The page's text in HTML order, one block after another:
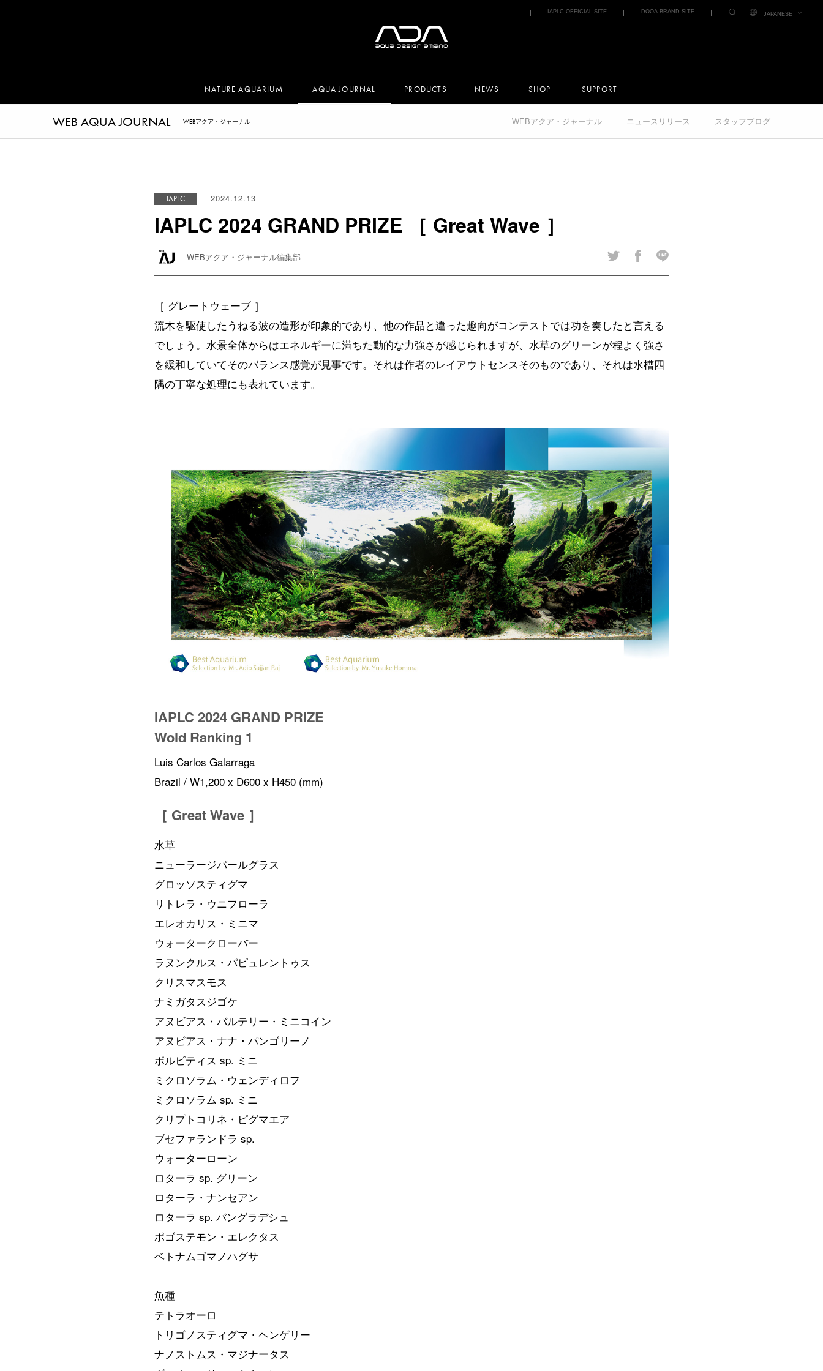
IAPLC OFFICIAL SITE DOOA BRAND SITE JAPANESE
NATURE AQUARIUM AQUA JOURNAL PRODUCTS NEWS SHOP SUPPORT
WEB AQUA JOURNAL WEBアクア・ジャーナル WEBアクア・ジャーナル ニュースリリース スタッフブログ
IAPLC 2024.12.13
IAPLC 2024 GRAND PRIZE ［ Great Wave ］
WEBアクア・ジャーナル編集部
［ グレートウェーブ ］
流木を駆使したうねる波の造形が印象的であり、他の作品と違った趣向がコンテストでは功を奏したと言える
でしょう。水景全体からはエネルギーに満ちた動的な力強さが感じられますが、水草のグリーンが程よく強さ
を緩和していてそのバランス感覚が見事です。それは作者のレイアウトセンスそのものであり、それは水槽四
隅の丁寧な処理にも表れています。
IAPLC 2024 GRAND PRIZE
Wold Ranking 1
Luis Carlos Galarraga
Brazil / W1,200 x D600 x H450 (mm)
［ Great Wave ］
水草
ニューラージパールグラス
グロッソスティグマ
リトレラ・ウニフローラ
エレオカリス・ミニマ
ウォータークローバー
ラヌンクルス・パピュレントゥス
クリスマスモス
ナミガタスジゴケ
アヌビアス・バルテリー・ミニコイン
アヌビアス・ナナ・パンゴリーノ
ボルビティス sp. ミニ
ミクロソラム・ウェンディロフ
ミクロソラム sp. ミニ
クリプトコリネ・ピグマエア
ブセファランドラ sp.
ウォーターローン
ロターラ sp. グリーン
ロターラ・ナンセアン
ロターラ sp. バングラデシュ
ポゴステモン・エレクタス
ベトナムゴマノハグサ
魚種
テトラオーロ
トリゴノスティグマ・ヘンゲリー
ナノストムス・マジナータス